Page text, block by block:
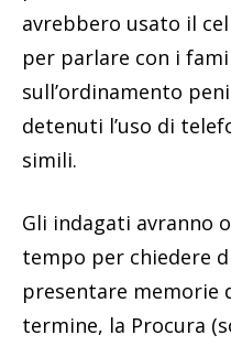
avrebbero usato il
per parlare con i
sull’ordinamento
detenuti l’uso di
simili.
Gli indagati avranno
tempo per chiedere
presentare memorie
termine, la Procura